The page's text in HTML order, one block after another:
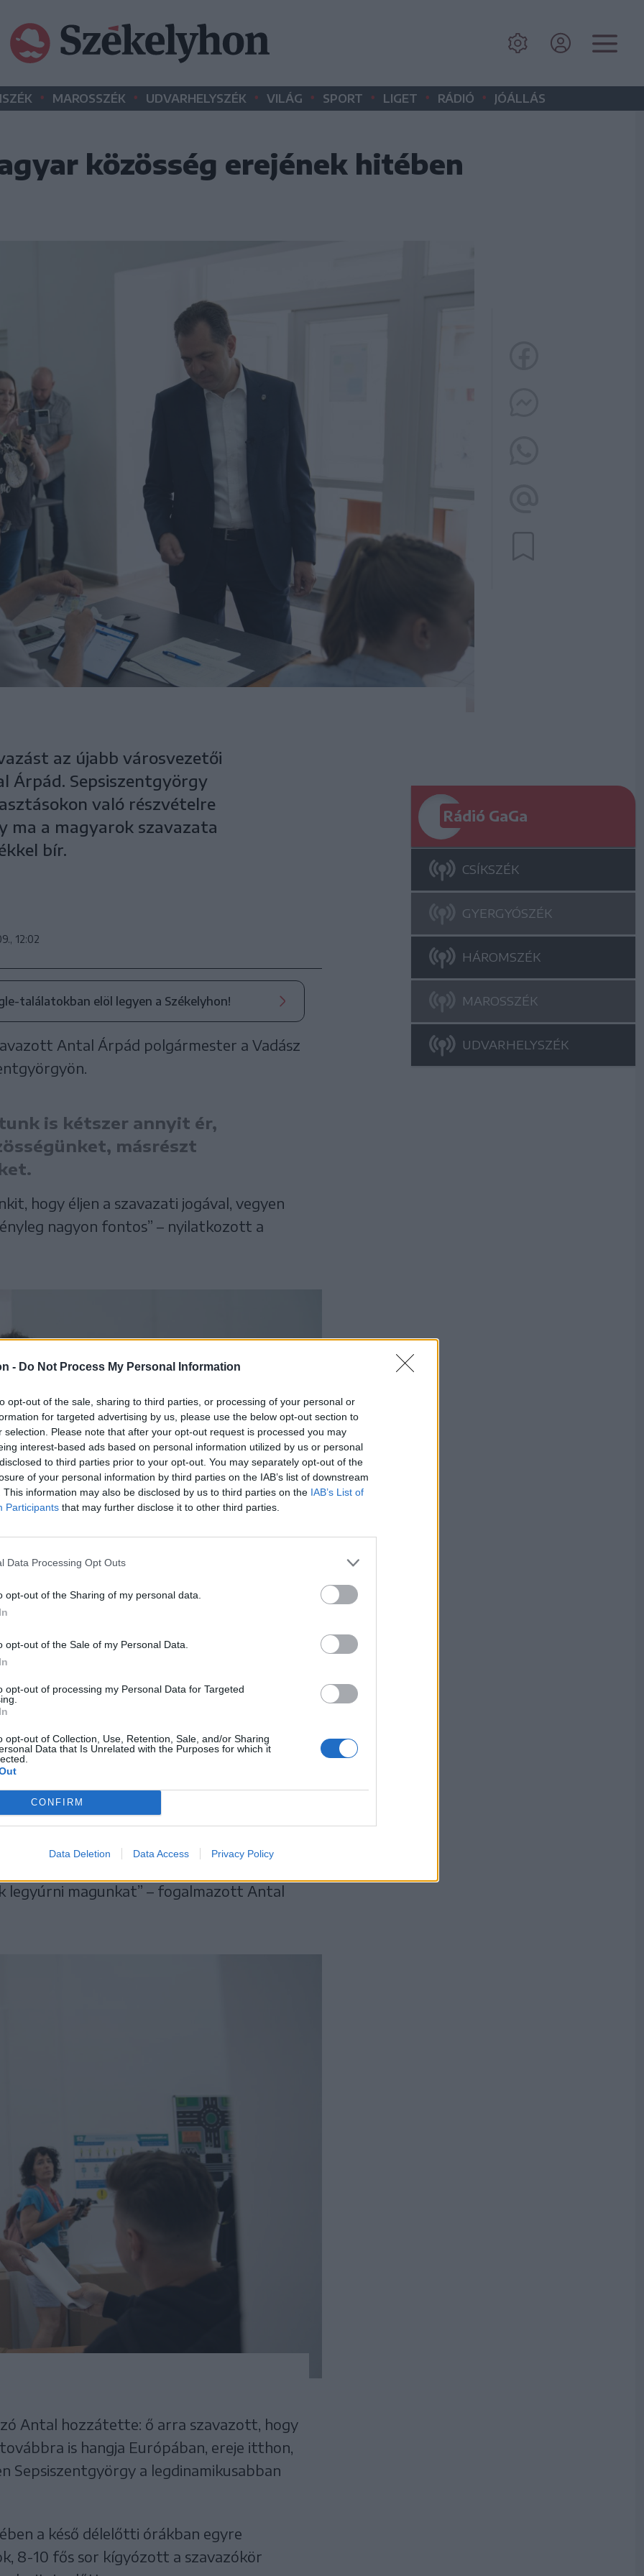
- Do Not Process My Personal Information
opt-out of the sale, sharing to third parties, or processing of your personal or
for targeted advertising by us, please use the below opt-out section to
selection. Please note that after your opt-out request is processed you may
interest-based ads based on personal information utilized by us or personal
to third parties prior to your opt-out. You may separately opt-out of the
of your personal information by third parties on the IAB’s list of downstream
This information may also be disclosed by us to third parties on the IAB’s List of
Participants that may further disclose it to other third parties.
Data Processing Opt Outs
opt-out of the Sharing of my personal data.
opt-out of the Sale of my Personal Data.
opt-out of processing my Personal Data for Targeted
opt-out of Collection, Use, Retention, Sale, and/or Sharing
Data that Is Unrelated with the Purposes for which it
CONFIRM
Data Deletion Data Access Privacy Policy
• MAROSSZÉK • UDVARHELYSZÉK • VILÁG • SPORT • LIGET • RÁDIÓ • JÓÁLLÁS
közösség erejének hitében
az újabb városvezetői
Árpád. Sepsiszentgyörgy
való részvételre
ma a magyarok szavazata
bír.
12:02
találatokban elöl legyen a Székelyhon!
Antal Árpád polgármester a Vadász
is kétszer annyit ér,
másrészt
hogy éljen a szavazati jogával, vegyen
nagyon fontos” – nyilatkozott a
számára nem meglepő, hogy az
magasabb a szavazói részvételi
korábban keltek, mint az erdélyiek,
déli megyékben, úgyhogy arra biztatom
legyúrni magunkat” – fogalmazott Antal
Antal hozzátette: ő arra szavazott, hogy
is hangja Európában, ereje itthon,
Sepsiszentgyörgy a legdinamikusabban
a késő délelőtti órákban egyre
8-10 fős sor kígyózott a szavazókör
Rádió GaGa
CSÍKSZÉK
GYERGYÓSZÉK
HÁROMSZÉK
MAROSSZÉK
UDVARHELYSZÉK